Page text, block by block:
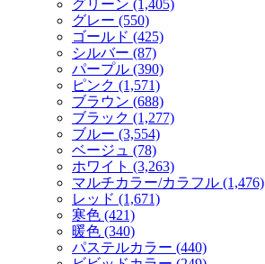
グリーン (1,405)
グレー (550)
ゴールド (425)
シルバー (87)
パープル (390)
ピンク (1,571)
ブラウン (688)
ブラック (1,277)
ブルー (3,554)
ベージュ (78)
ホワイト (3,263)
マルチカラー/カラフル (1,476)
レッド (1,671)
寒色 (421)
暖色 (340)
パステルカラー (440)